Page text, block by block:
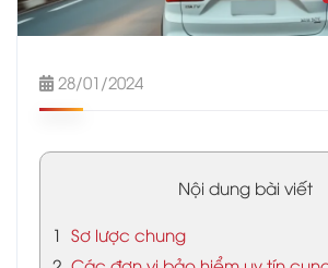
28/01/2024
Nội dung bài viết
1 Sơ lược chung